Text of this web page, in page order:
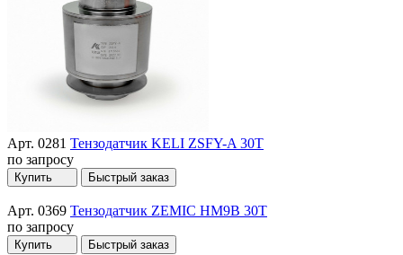
Арт. 0281 Тензодатчик KELI ZSFY-A 30T
по запросу
Купить Быстрый заказ
Арт. 0369 Тензодатчик ZEMIC HM9B 30T
по запросу
Купить Быстрый заказ